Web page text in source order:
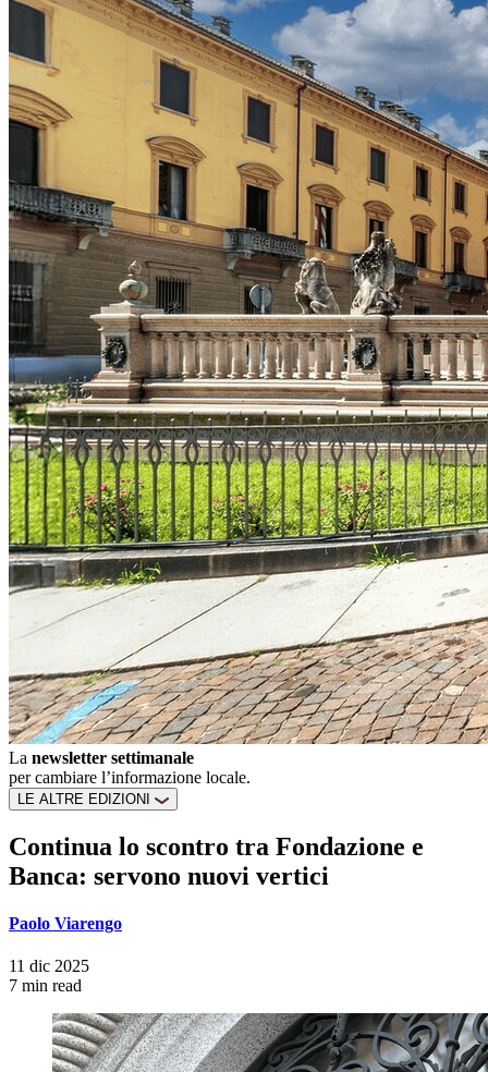
La newsletter settimanale
per cambiare l’informazione locale.
LE ALTRE EDIZIONI
Continua lo scontro tra Fondazione e
Banca: servono nuovi vertici
Paolo Viarengo
11 dic 2025
7 min read